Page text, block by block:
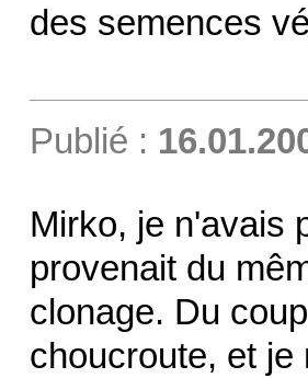
des semences
Publié :
Mirko, je n'avais
provenait du
clonage. Du
choucroute, et je